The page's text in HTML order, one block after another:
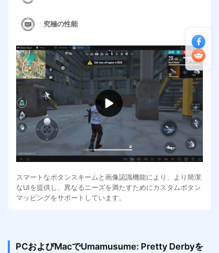
究極の性能
スマートなボタンスキームと画像認識機能により、より簡潔
なUIを提供し、異なるニーズを満たすためにカスタムボタン
マッピングをサポートしています。
PCおよびMacでUmamusume: Pretty Derbyを